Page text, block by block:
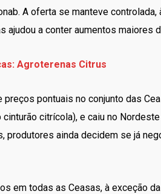
A oferta se manteve
ajudou a conter aumentos maiores
Agroterenas Citrus
pontuais no conjunto das
citrícola), e caiu no
produtores ainda decidem se já
em todas as Ceasas, à exceção